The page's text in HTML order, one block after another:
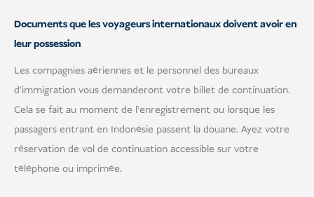
Documents que les voyageurs internationaux doivent avoir en
leur possession
Les compagnies aériennes et le personnel des bureaux
d'immigration vous demanderont votre billet de continuation.
Cela se fait au moment de l'enregistrement ou lorsque les
passagers entrant en Indonésie passent la douane. Ayez votre
réservation de vol de continuation accessible sur votre
téléphone ou imprimée.